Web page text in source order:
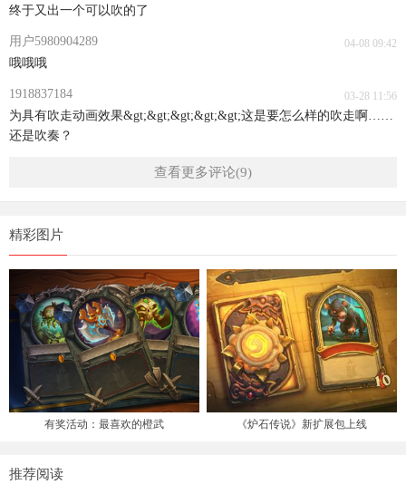
终于又出一个可以吹的了
用户5980904289 04-08 09:42
哦哦哦
1918837184 03-28 11:56
为具有吹走动画效果&gt;&gt;&gt;&gt;&gt;这是要怎么样的吹走啊……
还是吹奏？
查看更多评论(9)
精彩图片
有奖活动：最喜欢的橙武 《炉石传说》新扩展包上线
推荐阅读